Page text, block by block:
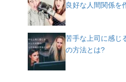
良好な人間関係を
苦手な上司に感じ
の方法とは?